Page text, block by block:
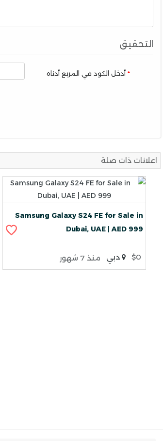
التحقيق
أدخل الكود في المربع أدناه
اعلانات ذات صلة
Samsung Galaxy S24 FE for Sale in
Dubai, UAE | AED 999
$0 دبي منذ 7 شهور